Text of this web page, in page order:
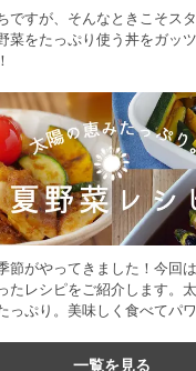
ですが、そんなときこそス
菜をたっぷり使う丼をガッ
節がやってきました！今回
たレシピをご紹介します。
っぷり。美味しく食べてパ
一覧を見る